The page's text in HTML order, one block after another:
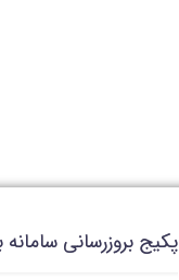
پکیج بروزرسانی سامانه